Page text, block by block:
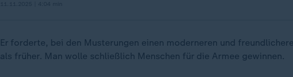
Er forderte, bei den Musterungen einen moderneren und
als früher. Man wolle schließlich Menschen für die Armee gewinnen.